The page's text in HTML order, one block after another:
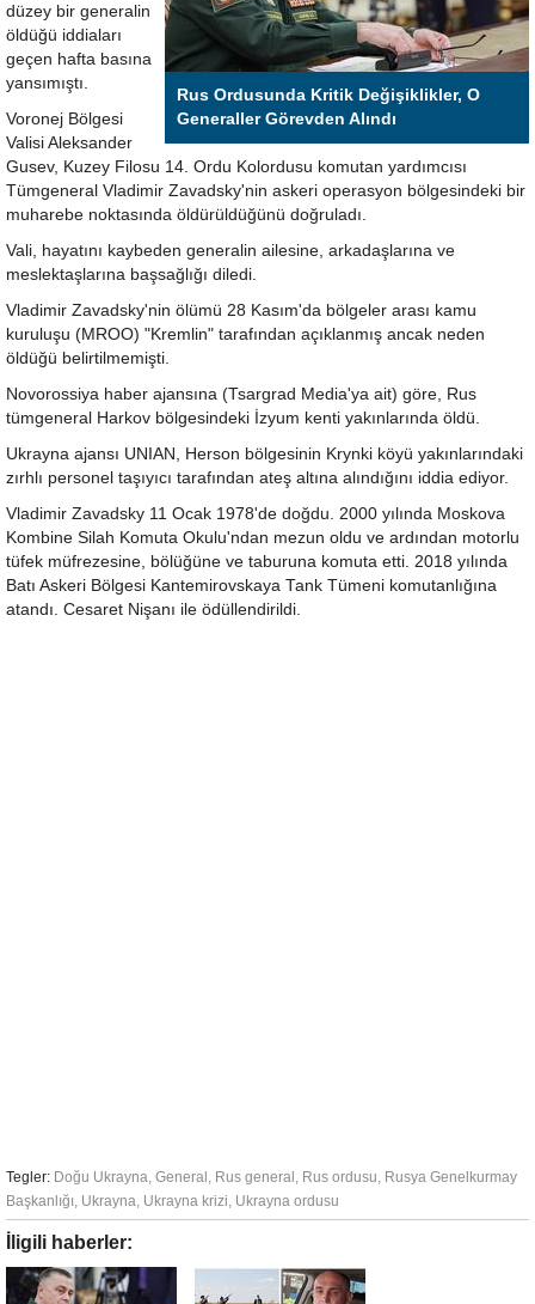
Rus Ordusunda Kritik Değişiklikler, O
Generaller Görevden Alındı
düzey bir generalin
öldüğü iddiaları
geçen hafta basına
yansımıştı.
Voronej Bölgesi
Valisi Aleksander
Gusev, Kuzey Filosu 14. Ordu Kolordusu komutan yardımcısı
Tümgeneral Vladimir Zavadsky'nin askeri operasyon bölgesindeki bir
muharebe noktasında öldürüldüğünü doğruladı.
Vali, hayatını kaybeden generalin ailesine, arkadaşlarına ve
meslektaşlarına başsağlığı diledi.
Vladimir Zavadsky'nin ölümü 28 Kasım'da bölgeler arası kamu
kuruluşu (MROO) "Kremlin" tarafından açıklanmış ancak neden
öldüğü belirtilmemişti.
Novorossiya haber ajansına (Tsargrad Media'ya ait) göre, Rus
tümgeneral Harkov bölgesindeki İzyum kenti yakınlarında öldü.
Ukrayna ajansı UNIAN, Herson bölgesinin Krynki köyü yakınlarındaki
zırhlı personel taşıyıcı tarafından ateş altına alındığını iddia ediyor.
Vladimir Zavadsky 11 Ocak 1978'de doğdu. 2000 yılında Moskova
Kombine Silah Komuta Okulu'ndan mezun oldu ve ardından motorlu
tüfek müfrezesine, bölüğüne ve taburuna komuta etti. 2018 yılında
Batı Askeri Bölgesi Kantemirovskaya Tank Tümeni komutanlığına
atandı. Cesaret Nişanı ile ödüllendirildi.
Tegler: Doğu Ukrayna General Rus general Rus ordusu Rusya Genelkurmay
Başkanlığı Ukrayna Ukrayna krizi Ukrayna ordusu
İligili haberler: